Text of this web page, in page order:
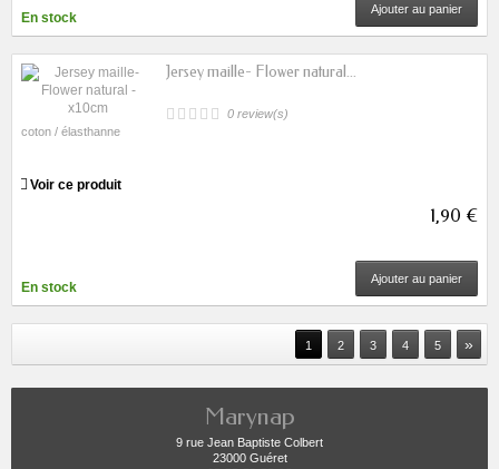
En stock
Ajouter au panier
Jersey maille- Flower natural...
0 review(s)
coton / élasthanne
Voir ce produit
1,90 €
En stock
Ajouter au panier
1 2 3 4 5 »
Marynap
9 rue Jean Baptiste Colbert
23000 Guéret